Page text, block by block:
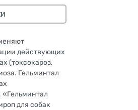
действующих
(токсокароз,
Гельминтал
для собак